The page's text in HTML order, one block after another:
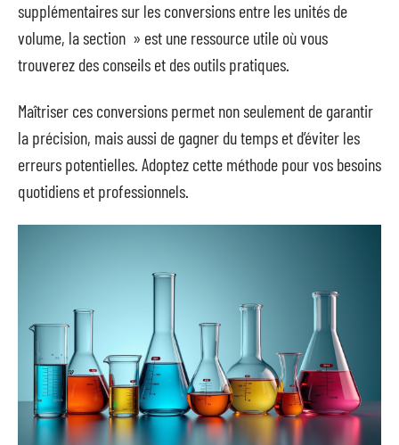
supplémentaires sur les conversions entre les unités de
volume, la section » est une ressource utile où vous
trouverez des conseils et des outils pratiques.
Maîtriser ces conversions permet non seulement de garantir
la précision, mais aussi de gagner du temps et d’éviter les
erreurs potentielles. Adoptez cette méthode pour vos besoins
quotidiens et professionnels.